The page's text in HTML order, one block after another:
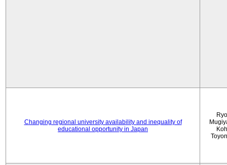
Changing regional university availability and inequality of
educational opportunity in Japan